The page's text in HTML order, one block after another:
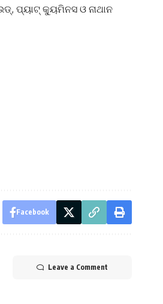
ପ୍ୟାଟ୍ କ୍ୟୁମିନସ ଓ ନାଥାନ
Facebook
Leave a Comment